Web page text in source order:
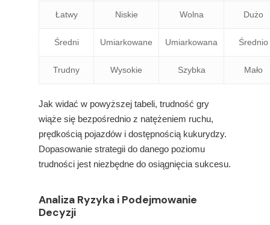
Łatwy Niskie Wolna Dużo
Średni Umiarkowane Umiarkowana Średnio
Trudny Wysokie Szybka Mało
Jak widać w powyższej tabeli, trudność gry
wiąże się bezpośrednio z natężeniem ruchu,
prędkością pojazdów i dostępnością kukurydzy.
Dopasowanie strategii do danego poziomu
trudności jest niezbędne do osiągnięcia sukcesu.
Analiza Ryzyka i Podejmowanie
Decyzji